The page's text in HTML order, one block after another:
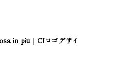
in più｜CIロゴデザイ